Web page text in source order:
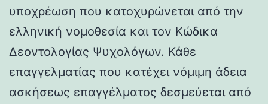
υποχρέωση που κατοχυρώνεται από την
ελληνική νομοθεσία και τον Κώδικα
Δεοντολογίας Ψυχολόγων. Κάθε
επαγγελματίας που κατέχει νόμιμη άδεια
ασκήσεως επαγγέλματος δεσμεύεται από